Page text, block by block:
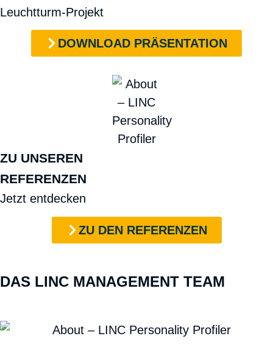
Leuchtturm-Projekt
DOWNLOAD PRÄSENTATION
ZU UNSEREN
REFERENZEN
Jetzt entdecken
ZU DEN REFERENZEN
DAS LINC MANAGEMENT TEAM